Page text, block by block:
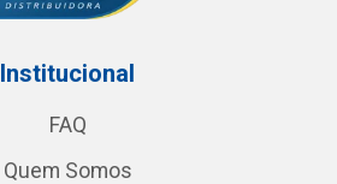
Institucional
FAQ
Quem Somos